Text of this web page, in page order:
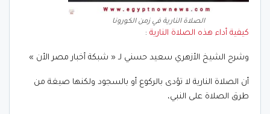
الصلاة النارية في زمن الكورونا
كيفية أداء هذه الصلاة النارية :
وشرح الشيخ الأزهري سعيد حسني لـ « شبكة أخبار مصر الأن »
أن الصلاة النارية لا تؤدى بالركوع أو بالسجود ولكنها صيغة من
طرق الصلاة على النبي،